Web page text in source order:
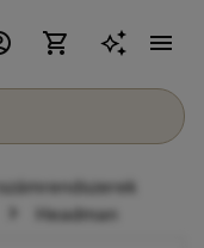
shopping_cart menu
Headman